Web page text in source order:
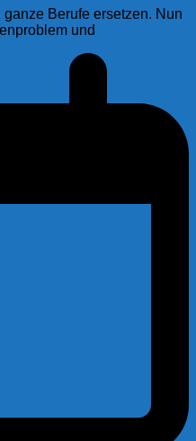
Berufe ersetzen. Nun
und